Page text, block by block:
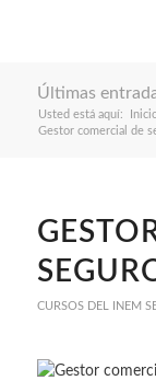
Últimas
Usted está aquí:
Gestor comercial de
CURSOS DEL INEM